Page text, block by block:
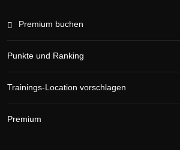
Premium buchen
Punkte und Ranking
Trainings-Location vorschlagen
Premium